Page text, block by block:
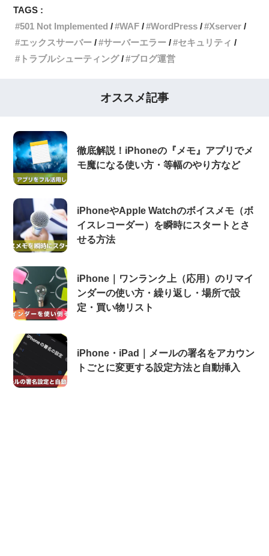
TAGS :
501 Not Implemented
WAF WordPress
Xserver
エックスサーバー
サーバーエラー
セキュリティ
トラブルシューティング
ブログ運営
オススメ記事
徹底解説！iPhoneの『メモ』アプリでメ
モ魔になる使い方・等幅のやり方など
iPhoneやApple Watchのボイスメモ（ボ
イスレコーダー）を瞬時にスタートとさ
せる方法
iPhone｜ワンランク上（応用）のリマイ
ンダーの使い方・繰り返し・場所で設
定・買い物リスト
iPhone・iPad｜メールの署名をアカウン
トごとに変更する設定方法と自動挿入